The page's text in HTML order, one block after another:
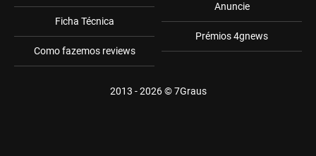
Ficha Técnica
Como fazemos reviews
Anuncie
Prémios 4gnews
2013 - 2026 ©7Graus